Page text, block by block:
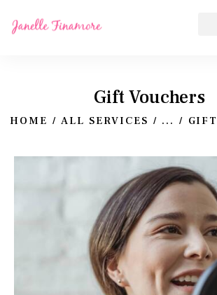
Gift Vouchers
HOME ALL SERVICES ...